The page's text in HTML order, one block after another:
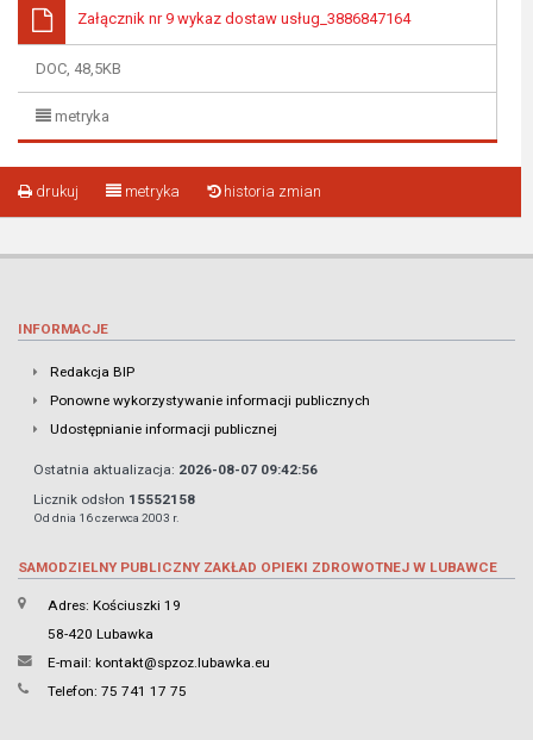
Załącznik nr 9 wykaz dostaw usług_3886847164
DOC, 48,5KB
metryka
drukuj metryka historia zmian
INFORMACJE
Redakcja BIP
Ponowne wykorzystywanie informacji publicznych
Udostępnianie informacji publicznej
Ostatnia aktualizacja: 2026-08-07 09:42:56
Licznik odsłon 15552158
Od dnia 16 czerwca 2003 r.
SAMODZIELNY PUBLICZNY ZAKŁAD OPIEKI ZDROWOTNEJ W LUBAWCE
Adres: Kościuszki 19
58-420 Lubawka
E-mail: kontakt@spzoz.lubawka.eu
Telefon: 75 741 17 75